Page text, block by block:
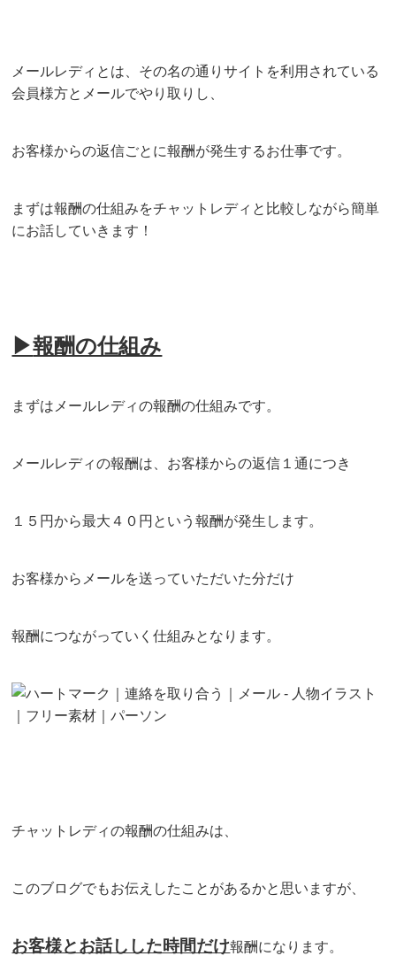
メールレディとは、その名の通りサイトを利用されている
会員様方とメールでやり取りし、
お客様からの返信ごとに報酬が発生するお仕事です。
まずは報酬の仕組みをチャットレディと比較しながら簡単
にお話していきます！
▶報酬の仕組み
まずはメールレディの報酬の仕組みです。
メールレディの報酬は、お客様からの返信１通につき
１５円から最大４０円という報酬が発生します。
お客様からメールを送っていただいた分だけ
報酬につながっていく仕組みとなります。
チャットレディの報酬の仕組みは、
このブログでもお伝えしたことがあるかと思いますが、
お客様とお話しした時間だけ報酬になります。